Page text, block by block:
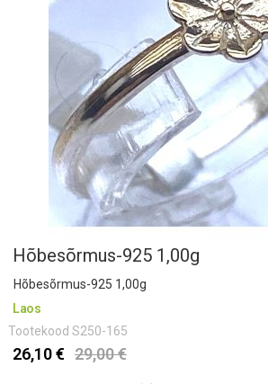
Hõbesõrmus-925 1,00g
Hõbesõrmus-925 1,00g
Laos
Tootekood S250-165
26,10 € 29,00 €